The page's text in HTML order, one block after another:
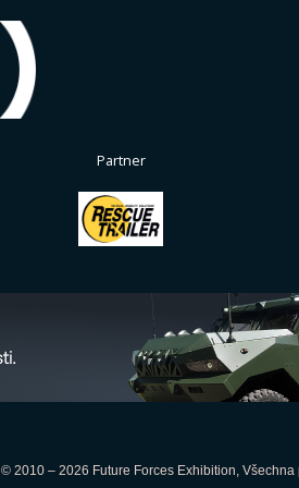
Partner
© 2010 – 2026 Future Forces Exhibition, Všechna